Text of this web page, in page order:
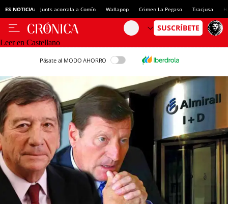
ES NOTICIA: Junts acorrala a Comín Wallapop Crimen La Pegaso Tracjusa
Leer en Castellano
Pásate al MODO AHORRO